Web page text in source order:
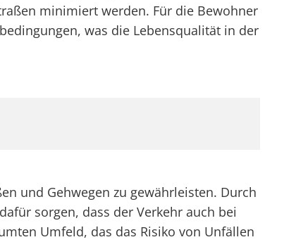
minimiert werden. Für die Bewohner
was die Lebensqualität in der
und Gehwegen zu gewährleisten. Durch
sorgen, dass der Verkehr auch bei
Umfeld, das das Risiko von Unfällen